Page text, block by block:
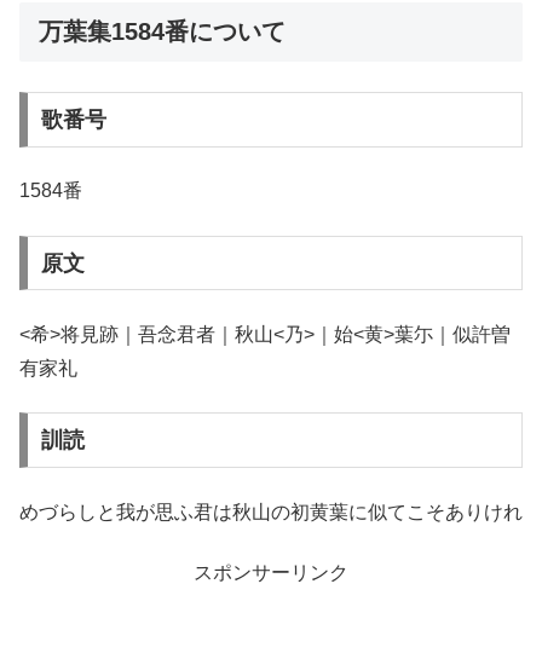
万葉集1584番について
歌番号
1584番
原文
<希>将見跡｜吾念君者｜秋山<乃>｜始<黄>葉尓｜似許曽
有家礼
訓読
めづらしと我が思ふ君は秋山の初黄葉に似てこそありけれ
スポンサーリンク